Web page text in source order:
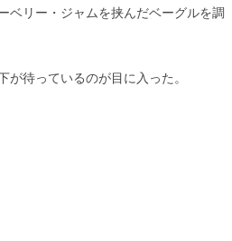
ベリー・ジャムを挟んだベーグルを調
待っているのが目に入った。